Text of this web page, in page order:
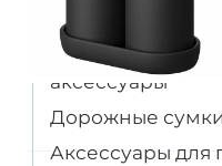
Организация
Кабели,
аксессуары
Дорожные
Аксессуары для